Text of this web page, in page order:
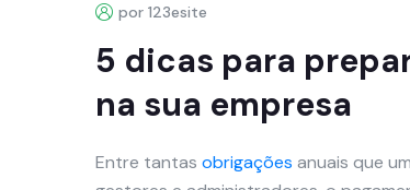
por 123esite
5 dicas para
na sua empresa
Entre tantas obrigações anuais que